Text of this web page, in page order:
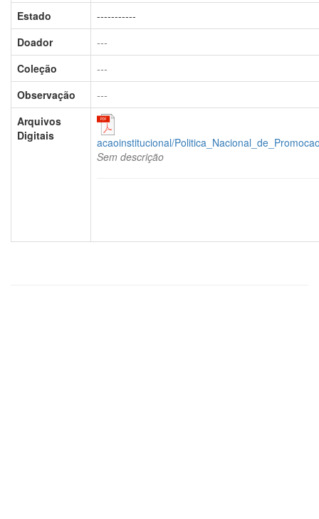
Estado
-----------
Doador
---
Coleção
---
Observação
---
Arquivos
Digitais
acaoinstitucional/
Sem descrição